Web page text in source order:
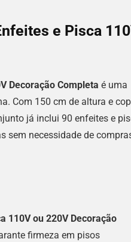
e Pisca
Decoração Completa é uma
Com 150 cm de altura e
já inclui 90 enfeites e
sem necessidade de
110V ou 220V Decoração
firmeza em pisos